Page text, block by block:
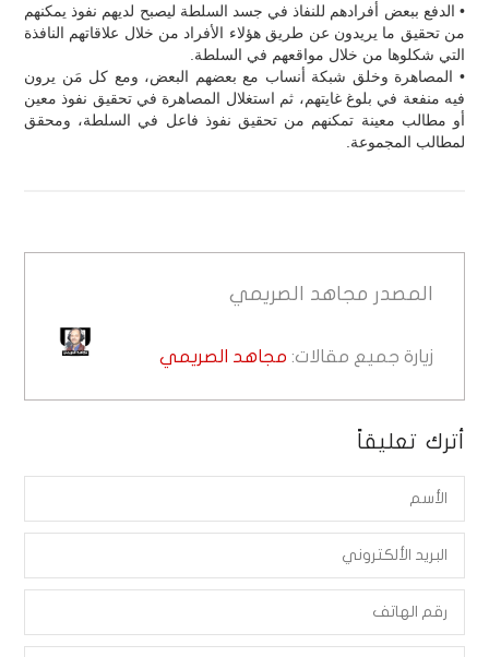
• الدفع ببعض أفرادهم للنفاذ في جسد السلطة ليصبح لديهم نفوذ يمكنهم
من تحقيق ما يريدون عن طريق هؤلاء الأفراد من خلال علاقاتهم النافذة
التي شكلوها من خلال مواقعهم في السلطة.
• المصاهرة وخلق شبكة أنساب مع بعضهم البعض، ومع كل مَن يرون
فيه منفعة في بلوغ غايتهم، ثم استغلال المصاهرة في تحقيق نفوذ معين
أو مطالب معينة تمكنهم من تحقيق نفوذ فاعل في السلطة، ومحقق
لمطالب المجموعة.
المصدر مجاهد الصريمي
زيارة جميع مقالات: مجاهد الصريمي
أترك تعليقاً